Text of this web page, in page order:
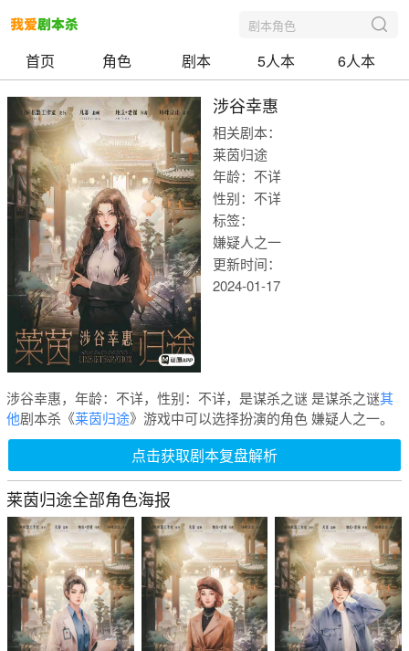
我爱剧本
剧本角色
首页 角色 剧本 5人本 6人本
涉谷幸惠
相关剧本：
莱茵归途
年龄：不详
性别：不详
标签：
嫌疑人之一
更新时间：
2024-01-17
涉谷幸惠，年龄：不详，性别：不详，是谋杀之谜 是谋杀之谜其
他剧本杀《莱茵归途》游戏中可以选择扮演的角色 嫌疑人之一。
点击获取剧本复盘解析
莱茵归途全部角色海报